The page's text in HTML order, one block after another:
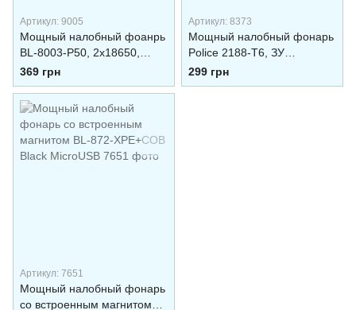
Артикул: 9005
Мощный налобный фоанрь
BL-8003-P50, 2x18650,
zoom, ЗП microUSB, Box
369 грн
Артикул: 8373
Мощный налобный фонарь
Police 2188-T6, ЗУ
mircoUSB, 2х18650, zoom,
Box
299 грн
Артикул: 7651
Мощный налобный фонарь
со встроенным магнитом